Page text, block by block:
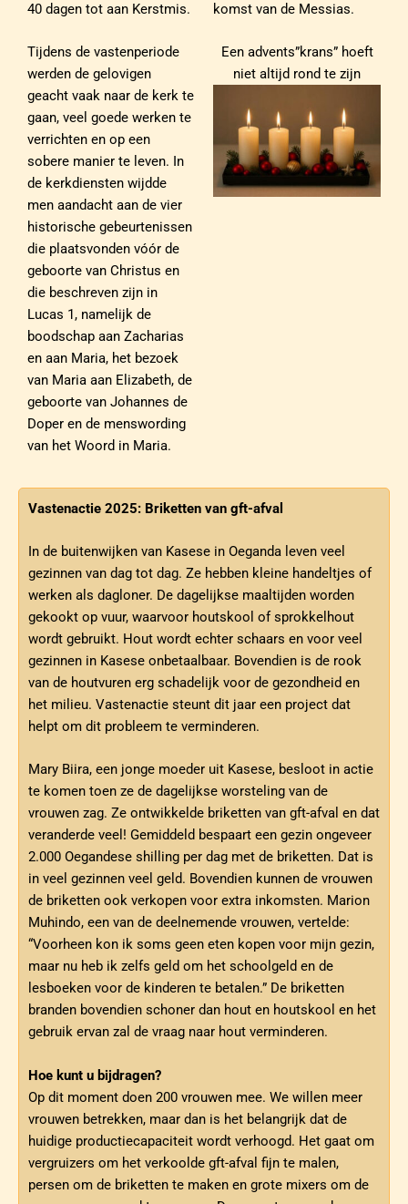
40 dagen tot aan Kerstmis.
Tijdens de vastenperiode
werden de gelovigen
geacht vaak naar de kerk te
gaan, veel goede werken te
verrichten en op een
sobere manier te leven. In
de kerkdiensten wijdde
men aandacht aan de vier
historische gebeurtenissen
die plaatsvonden vóór de
geboorte van Christus en
die beschreven zijn in
Lucas 1, namelijk de
boodschap aan Zacharias
en aan Maria, het bezoek
van Maria aan Elizabeth, de
geboorte van Johannes de
Doper en de menswording
van het Woord in Maria.
komst van de Messias.
Een advents”krans” hoeft
niet altijd rond te zijn
Vastenactie 2025: Briketten van gft-afval
In de buitenwijken van Kasese in Oeganda leven veel
gezinnen van dag tot dag. Ze hebben kleine handeltjes of
werken als dagloner. De dagelijkse maaltijden worden
gekookt op vuur, waarvoor houtskool of sprokkelhout
wordt gebruikt. Hout wordt echter schaars en voor veel
gezinnen in Kasese onbetaalbaar. Bovendien is de rook
van de houtvuren erg schadelijk voor de gezondheid en
het milieu. Vastenactie steunt dit jaar een project dat
helpt om dit probleem te verminderen.
Mary Biira, een jonge moeder uit Kasese, besloot in actie
te komen toen ze de dagelijkse worsteling van de
vrouwen zag. Ze ontwikkelde briketten van gft-afval en dat
veranderde veel! Gemiddeld bespaart een gezin ongeveer
2.000 Oegandese shilling per dag met de briketten. Dat is
in veel gezinnen veel geld. Bovendien kunnen de vrouwen
de briketten ook verkopen voor extra inkomsten. Marion
Muhindo, een van de deelnemende vrouwen, vertelde:
“Voorheen kon ik soms geen eten kopen voor mijn gezin,
maar nu heb ik zelfs geld om het schoolgeld en de
lesboeken voor de kinderen te betalen.” De briketten
branden bovendien schoner dan hout en houtskool en het
gebruik ervan zal de vraag naar hout verminderen.
Hoe kunt u bijdragen?
Op dit moment doen 200 vrouwen mee. We willen meer
vrouwen betrekken, maar dan is het belangrijk dat de
huidige productiecapaciteit wordt verhoogd. Het gaat om
vergruizers om het verkoolde gft-afval fijn te malen,
persen om de briketten te maken en grote mixers om de